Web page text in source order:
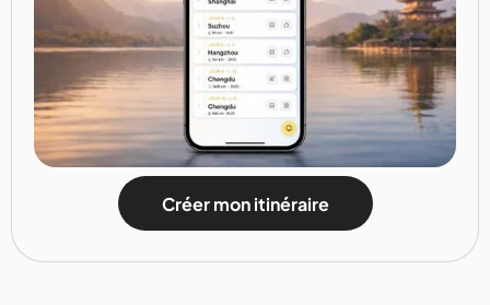
Créer mon itinéraire